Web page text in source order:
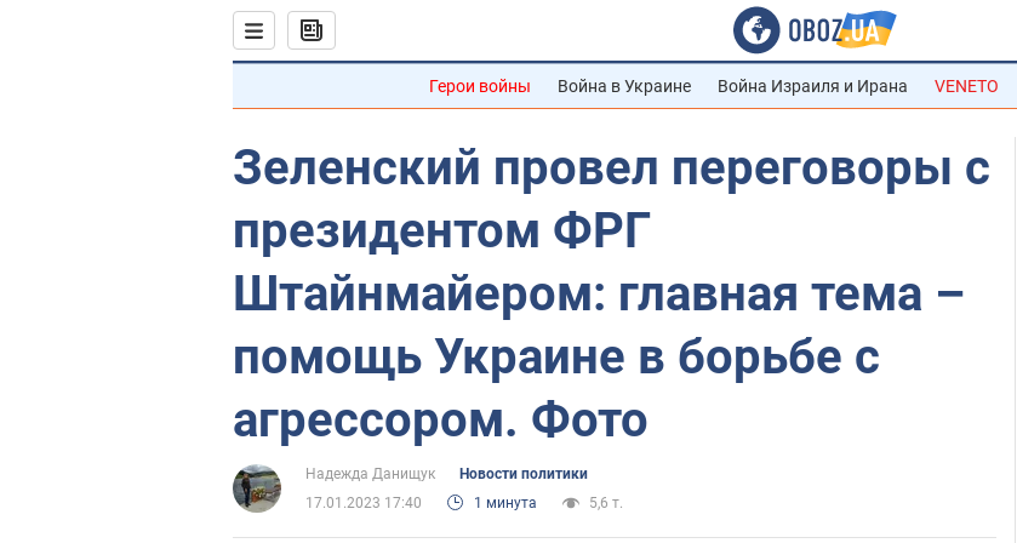
Герои войны Война в Украине Война Израиля и Ирана VENETO
Зеленский провел переговоры с
президентом ФРГ
Штайнмайером: главная тема –
помощь Украине в борьбе с
агрессором. Фото
Надежда Данищук
Новости политики
17.01.2023 17:40
1 минута 5,6 т.